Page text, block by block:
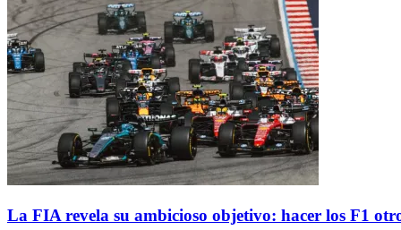
La FIA revela su ambicioso objetivo: hacer los F1